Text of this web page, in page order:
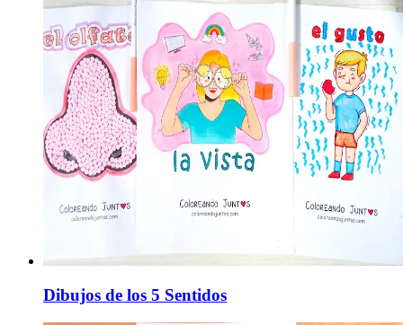
Dibujos de los 5 Sentidos